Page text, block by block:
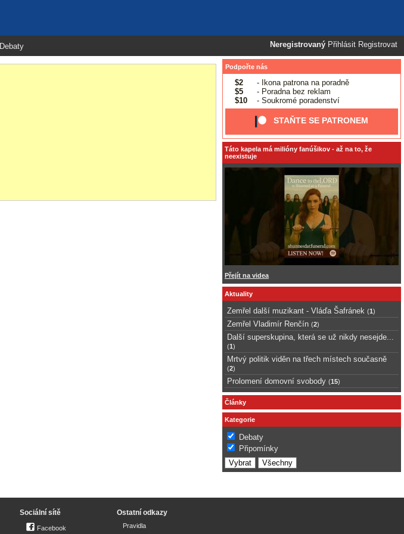
Neregistrovaný Přihlásit Registrovat
Debaty
Podpořte nás
$2
- Ikona patrona na poradně
$5
- Poradna bez reklam
$10
- Soukromé poradenství
STAŇTE SE PATRONEM
Táto kapela má milióny fanúšikov - až na to, že
neexistuje
Přejít na videa
Aktuality
Zemřel další muzikant - Vláďa Šafránek (1 )
Zemřel Vladimír Renčín (2)
Další superskupina, která se už nikdy nesejde...
(1 )
Mrtvý politik viděn na třech místech současně
(2)
Prolomení domovní svobody (15)
Články
Kategorie
Debaty
Připomínky
Sociální sítě
Facebook
Ostatní odkazy
Pravidla